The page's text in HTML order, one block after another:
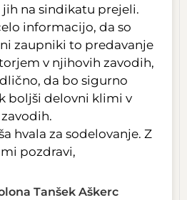
jih na sindikatu prejeli.
informacijo, da so
zaupniki to predavanje
v njihovih zavodih,
da bo sigurno
boljši delovni klimi v
zavodih.
hvala za sodelovanje. Z
pozdravi,
Tanšek Aškerc